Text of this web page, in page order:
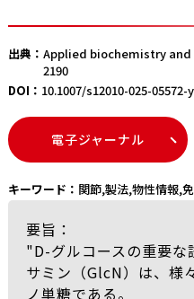
出典： Applied biochemistry and
2190
DOI： 10.1007/s12010-025-05572-y
電子ジャーナル
キーワード： 関節,製法,物性情報,
要旨：
"D-グルコースの重要な
サミン（GlcN）は、様
ノ単糖である。